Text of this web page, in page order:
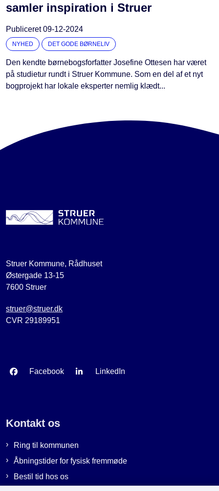
samler inspiration i Struer
Publiceret09-12-2024
NYHED DET GODE BØRNELIV
Den kendte børnebogsforfatter Josefine Ottesen har været
på studietur rundt i Struer Kommune. Som en del af et nyt
bogprojekt har lokale eksperter nemlig klædt...
Struer Kommune, Rådhuset
Østergade 13-15
7600 Struer
struer@struer.dk
CVR 29189951
Facebook LinkedIn
Kontakt os
Ring til kommunen
Åbningstider for fysisk fremmøde
Bestil tid hos os